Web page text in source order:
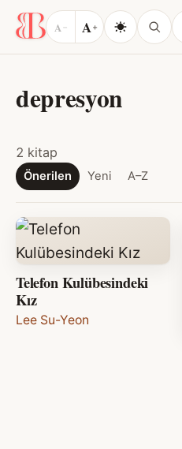
A − A+
depresyon
2 kitap
Önerilen Yeni A–Z
Telefon Kulübesindeki
Kız
Lee Su-Yeon